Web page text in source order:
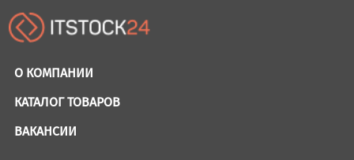
О КОМПАНИИ
КАТАЛОГ ТОВАРОВ
ВАКАНСИИ